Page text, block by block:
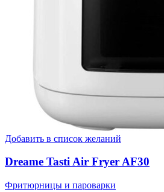
Добавить в список желаний
Dreame Tasti Air Fryer AF30
Фритюрницы и пароварки